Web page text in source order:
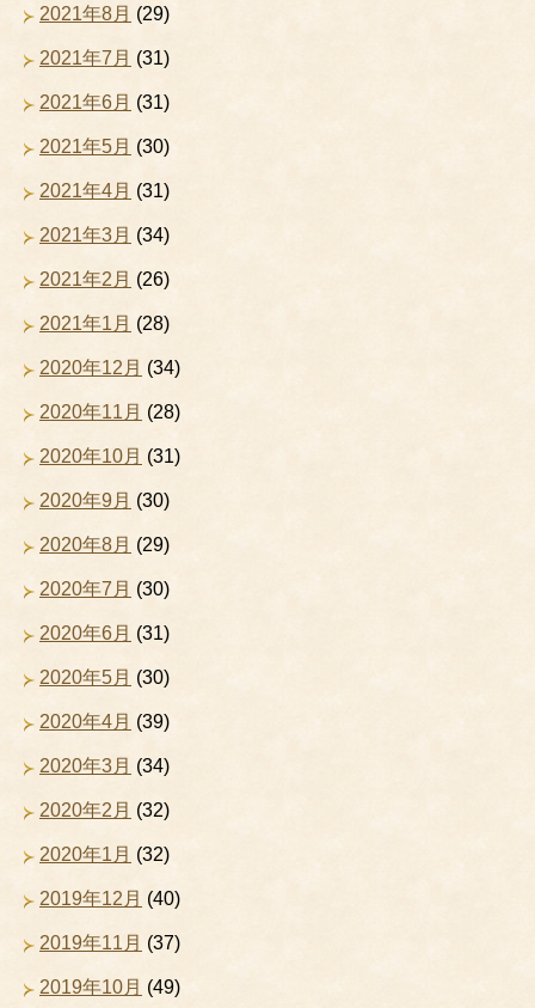
2021年8月 (29)
2021年7月 (31)
2021年6月 (31)
2021年5月 (30)
2021年4月 (31)
2021年3月 (34)
2021年2月 (26)
2021年1月 (28)
2020年12月 (34)
2020年11月 (28)
2020年10月 (31)
2020年9月 (30)
2020年8月 (29)
2020年7月 (30)
2020年6月 (31)
2020年5月 (30)
2020年4月 (39)
2020年3月 (34)
2020年2月 (32)
2020年1月 (32)
2019年12月 (40)
2019年11月 (37)
2019年10月 (49)